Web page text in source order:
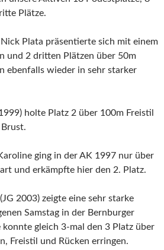
Plätze.
Plata präsentierte sich mit einem
und 2 dritten Plätzen über 50m
ebenfalls wieder in sehr starker
holte Platz 2 über 100m Freistil
ging in der AK 1997 nur über
und erkämpfte hier den 2. Platz.
2003) zeigte eine sehr starke
Samstag in der Bernburger
gleich 3-mal den 3 Platz über
Freistil und Rücken erringen.